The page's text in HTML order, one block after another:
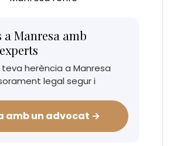
a Manresa amb
herència a Manresa
legal segur i
amb un advocat →